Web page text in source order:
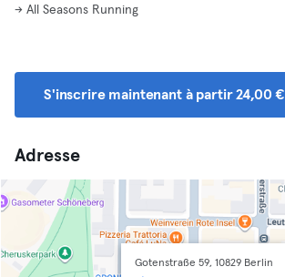
-> All Seasons Running
S'inscrire maintenant à partir 24,00 €
Adresse
Gotenstraße 59, 10829 Berlin